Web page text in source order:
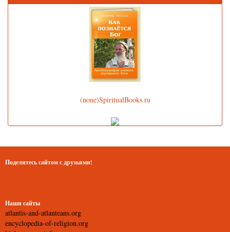
(none)SpiritualBooks.ru
Поделитесь сайтом с друзьями!
Наши сайты
atlantis-and-atlanteans.org
encyclopedia-of-religion.org